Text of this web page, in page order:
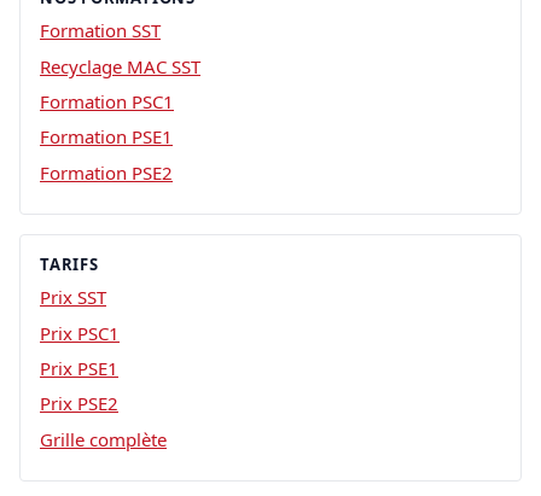
Formation SST
Recyclage MAC SST
Formation PSC1
Formation PSE1
Formation PSE2
TARIFS
Prix SST
Prix PSC1
Prix PSE1
Prix PSE2
Grille complète